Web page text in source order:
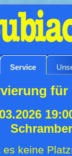
Service
keine